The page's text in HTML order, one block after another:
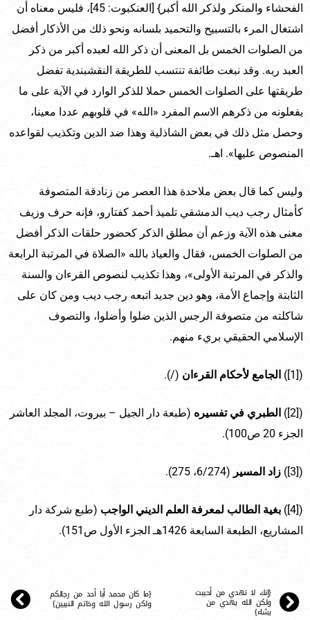
الفحشاء والمنكر ولذكر الله أكبر} [العنكبوت: 45]، فليس معناه أن
اشتغال المرء بالتسبيح والتحميد بلسانه ونحو ذلك من الأذكار أفضل
من الصلوات الخمس بل المعنى أن ذكر الله لعبده أكبر من ذكر
العبد ربه. وقد نبغت طائفة تنتسب للطريقة النقشبندية تفضل
طريقتها على الصلوات الخمس حملا للذكر الوارد في الآية على ما
يفعلونه من ذكرهم الاسم المفرد «الله» في قلوبهم عددا معينا،
وحصل مثل ذلك في بعض الشاذلية وهذا ضد الدين وتكذيب لقواعده
المنصوص عليها». اهـ.
وليس كما قال بعض ملاحدة هذا العصر من زنادقة المتصوفة
كأمثال رجب ديب الدمشقي تلميذ أحمد كفتارو، فإنه حرف وزيف
معنى هذه الآية وزعم أن مطلق الذكر كحضور حلقات الذكر أفضل
من الصلوات الخمس، فقال والعياذ بالله «الصلاة في المرتبة الرابعة
والذكر في المرتبة الأولى»، وهذا تكذيب لنصوص القرءان والسنة
الثابتة وإجماع الأمة، وهو دين جديد اتبعه رجب ديب ومن كان على
شاكلته من متصوفة الرجس الذين ضلوا وأضلوا، والتصوف
الإسلامي الحقيقي بريء منهم.
([1]) الجامع لأحكام القرءان (/).
([2]) الطبري في تفسيره (طبعة دار الجيل – بيروت، المجلد العاشر
الجزء 20 ص100).
([3]) زاد المسير (6/274، 275).
([4]) بغية الطالب لمعرفة العلم الديني الواجب (طبع شركة دار
المشاريع، الطبعة السابعة 1426هـ الجزء الأول ص151).
{إنك لا تهدي من أحببت
ولكن الله يهدي من
يشاء}
{ما كان محمد أبا أحد من رجالكم
ولكن رسول الله وخاتم النبيين}